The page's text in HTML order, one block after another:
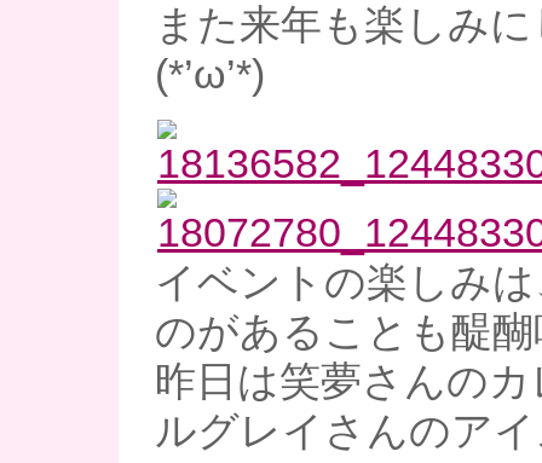
また来年も楽しみ
(*’ω’*)
イベントの楽しみ
のがあることも醍醐
昨日は笑夢さんの
ルグレイさんのア